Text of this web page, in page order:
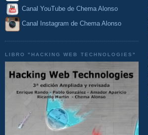
Canal YouTube de Chema Alonso
Canal Instagram de Chema Alonso
LIBRO "HACKING WEB TECHNOLOGIES"